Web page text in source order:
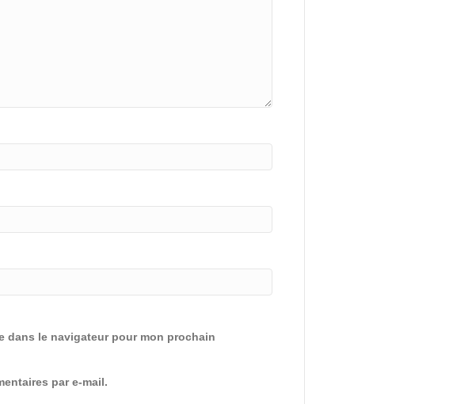
dans le navigateur pour mon prochain
par e-mail.